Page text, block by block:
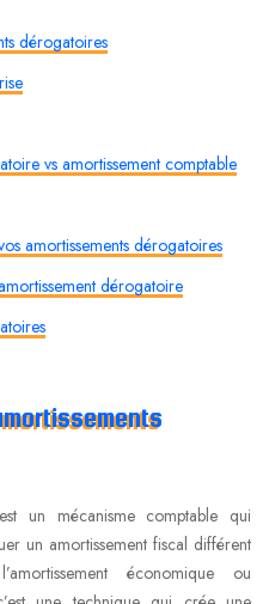
dérogatoires
vs amortissement comptable
amortissements dérogatoires
dérogatoire
est un mécanisme comptable qui
un amortissement fiscal différent
économique ou